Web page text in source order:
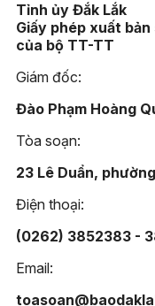
Tỉnh ủy Đắk Lắk
Giấy phép xuất
của bộ TT-TT
Giám đốc:
Đào Phạm Hoàng
Tòa soạn:
23 Lê Duẩn,
Điện thoại:
(0262) 3852383 -
Email: